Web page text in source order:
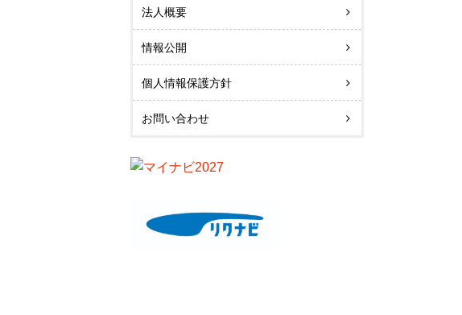
法人概要
情報公開
個人情報保護方針
お問い合わせ